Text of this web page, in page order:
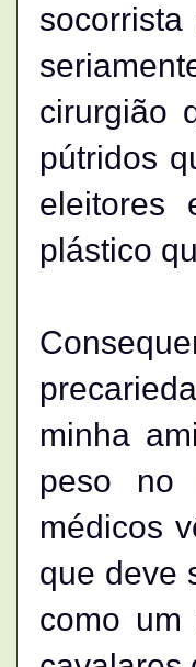
cirurgião
pútridos
eleitores
plástico
minha
peso no
médicos
que deve
como um